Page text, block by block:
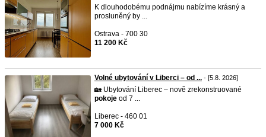
K dlouhodobému podnájmu nabízíme krásný a
prosluněný by ...
Ostrava - 700 30
11 200 Kč
Volné ubytování v Liberci – od ... - [5.8. 2026]
🏡 Ubytování Liberec – nově zrekonstruované
pokoje od 7 ...
Liberec - 460 01
7 000 Kč